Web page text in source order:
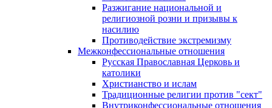
Разжигание национальной и
религиозной розни и призывы к
насилию
Противодействие экстремизму
Межконфессиональные отношения
Русская Православная Церковь и
католики
Христианство и ислам
Традиционные религии против "сект"
Внутриконфессиональные отношения